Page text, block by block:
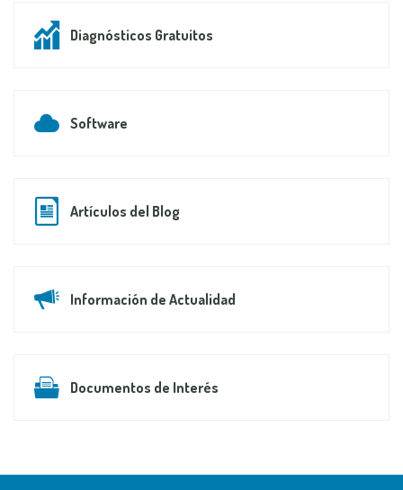
Diagnósticos Gratuitos
Software
Artículos del Blog
Información de Actualidad
Documentos de Interés